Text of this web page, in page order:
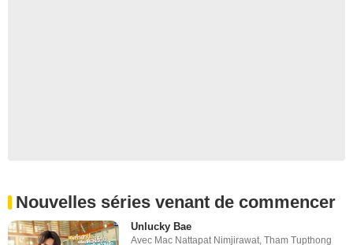
Nouvelles séries venant de commencer
Unlucky Bae
Avec Mac Nattapat Nimjirawat,Tham Tupthong